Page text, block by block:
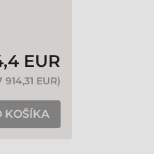
EUR
914,31 EUR)
KOŠÍKA